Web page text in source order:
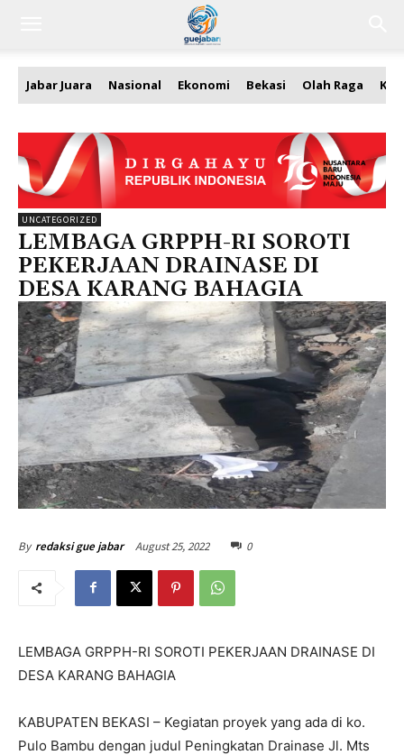
Jabar Juara Nasional Ekonomi Bekasi Olah Raga
UNCATEGORIZED
LEMBAGA GRPPH-RI SOROTI
PEKERJAAN DRAINASE DI
DESA KARANG BAHAGIA
By redaksi gue jabar August 25, 2022 0
LEMBAGA GRPPH-RI SOROTI PEKERJAAN DRAINASE DI
DESA KARANG BAHAGIA
KABUPATEN BEKASI – Kegiatan proyek yang ada di ko.
Pulo Bambu dengan judul Peningkatan Drainase Jl. Mts